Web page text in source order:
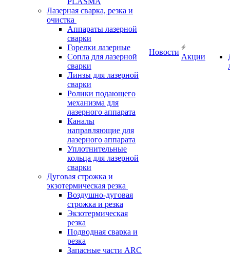
Лазерная сварка, резка и
очистка
Аппараты лазерной
сварки
Горелки лазерные
Сопла для лазерной
сварки
Линзы для лазерной
сварки
Ролики подающего
механизма для
лазерного аппарата
Каналы
направляющие для
лазерного аппарата
Уплотнительные
кольца для лазерной
сварки
Дуговая строжка и
экзотермическая резка
Воздушно-дуговая
строжка и резка
Экзотермическая
резка
Подводная сварка и
резка
Запасные части ARC
Новости
Акции